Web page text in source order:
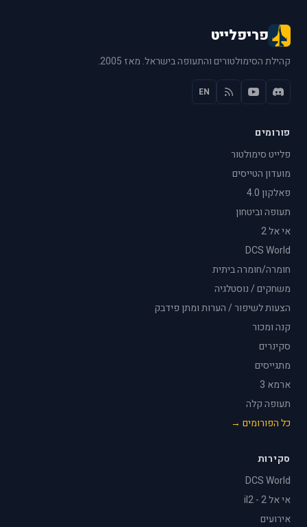
פריפלייט
קהילת הסימולטורים והתעופה בישראל. מאז 2005.
EN
פורומים
פלייט סימולטור
מועדון הטייסים
פאלקון 4.0
תעופה וביטחון
אי אל 2
DCS World
חומרה/חומרה ביתית
משחקים / נוסטלגיה
הצעות לשיפור / הערות ומתן פידבק
קנה ומכור
סקינרים
מתגייסים
ארמא 3
תעופה קלה
כל הפורומים →
סקירות
DCS World
אי אל 2 - il2
אירועים